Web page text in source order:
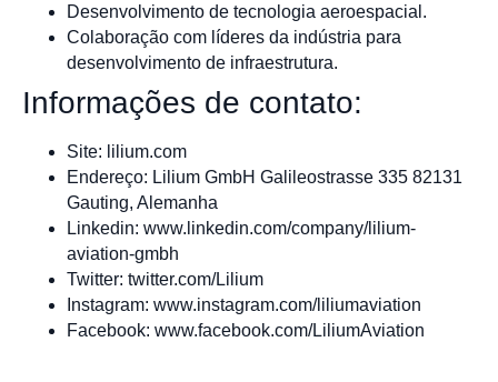
Desenvolvimento de tecnologia aeroespacial.
Colaboração com líderes da indústria para
desenvolvimento de infraestrutura.
Informações de contato:
Site: lilium.com
Endereço: Lilium GmbH Galileostrasse 335 82131
Gauting, Alemanha
Linkedin: www.linkedin.com/company/lilium-
aviation-gmbh
Twitter: twitter.com/Lilium
Instagram: www.instagram.com/liliumaviation
Facebook: www.facebook.com/LiliumAviation